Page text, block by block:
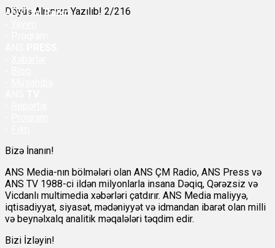
Döyüş Alnınıza Yazılıb! 2/216
ANSÇM Radio
Bizə İnanın!
ANS Media-nın bölmələri olan ANS ÇM Radio, ANS Press və
ANS TV 1988-ci ildən milyonlarla insana Dəqiq, Qərəzsiz və
Vicdanlı multimedia xəbərləri çatdırır. ANS Media maliyyə,
iqtisadiyyat, siyasət, mədəniyyət və idmandan ibarət olan milli
və beynəlxalq analitik məqalələri təqdim edir.
Bizi İzləyin!